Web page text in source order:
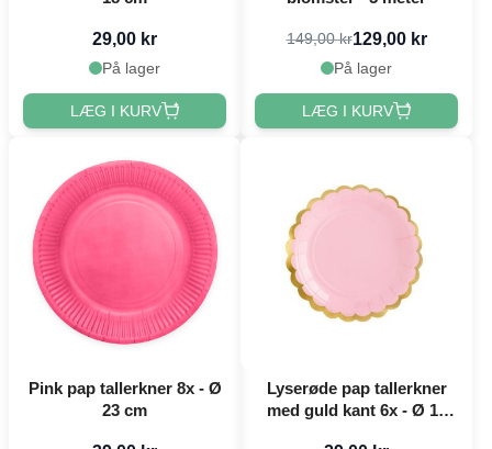
29,00 kr
På lager
LÆG I KURV
149,00 kr129,00 kr
På lager
LÆG I KURV
Pink pap tallerkner 8x - Ø
23 cm
Lyserøde pap tallerkner
med guld kant 6x - Ø 18